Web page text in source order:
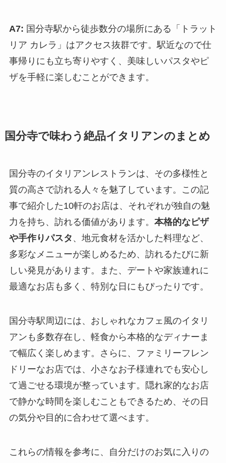
A7: 国分寺駅から徒歩数分の場所にある「トラット
リア カレラ」はアクセス抜群です。駅近なので仕
事帰りにも立ち寄りやすく、美味しいパスタやピ
ザを手軽に楽しむことができます。
国分寺で味わう絶品イタリアンのまとめ
国分寺のイタリアンレストランは、その多様性と
質の高さで訪れる人々を魅了しています。この記
事で紹介した10軒のお店は、それぞれが独自の魅
力を持ち、訪れる価値があります。 本格的なピザ
や手作りパスタ 、地元食材を活かした料理など、
多彩なメニューが楽しめるため、訪れるたびに新
しい発見があります。また、デートや家族連れに
最適なお店も多く、特別な日にもぴったりです。
国分寺駅周辺には、おしゃれなカフェ風のイタリ
アンも多数存在し、軽食から本格的なディナーま
で幅広く楽しめます。さらに、ファミリーフレン
ドリーなお店では、小さなお子様連れでも安心し
て過ごせる環境が整っています。隠れ家的なお店
で静かな時間を楽しむこともできるため、その日
の気分や目的に合わせて選べます。
これらの情報を参考に、自分だけのお気に入りの